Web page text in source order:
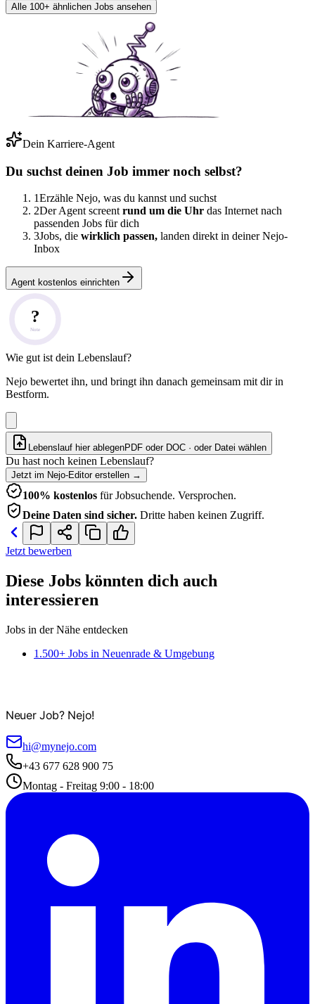
Alle 100+ ähnlichen Jobs ansehen
Dein Karriere-Agent
Du suchst deinen Job immer noch selbst?
1Erzähle Nejo, was du kannst und suchst
2Der Agent screent rund um die Uhr das Internet nach
passenden Jobs für dich
3Jobs, die wirklich passen, landen direkt in deiner Nejo-
Inbox
Agent kostenlos einrichten
?
Note
Wie gut ist dein Lebenslauf?
Nejo bewertet ihn, und bringt ihn danach gemeinsam mit dir in
Bestform.
Lebenslauf hier ablegenPDF oder DOC · oder Datei wählen
Du hast noch keinen Lebenslauf?
Jetzt im Nejo-Editor erstellen →
100% kostenlos für Jobsuchende. Versprochen.
Deine Daten sind sicher. Dritte haben keinen Zugriff.
Jetzt bewerben
Diese Jobs könnten dich auch
interessieren
Jobs in der Nähe entdecken
1.500+ Jobs in Neuenrade & Umgebung
Neuer Job? Nejo!
hi@mynejo.com
+43 677 628 900 75
Montag - Freitag 9:00 - 18:00